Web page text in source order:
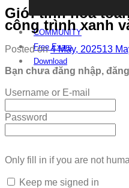
COMMUNITY
Free Exam
Download
Giới tinh hoa
công trình xanh
Posted on4 May, 202513
Bạn chưa đăng nhập,
Username or E-mail
Password
Only fill in if you are not
Keep me signed in